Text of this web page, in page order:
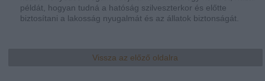
példát, hogyan tudná a hatóság szilveszterkor és előtte
biztosítani a lakosság nyugalmát és az állatok biztonságát.
Vissza az előző oldalra